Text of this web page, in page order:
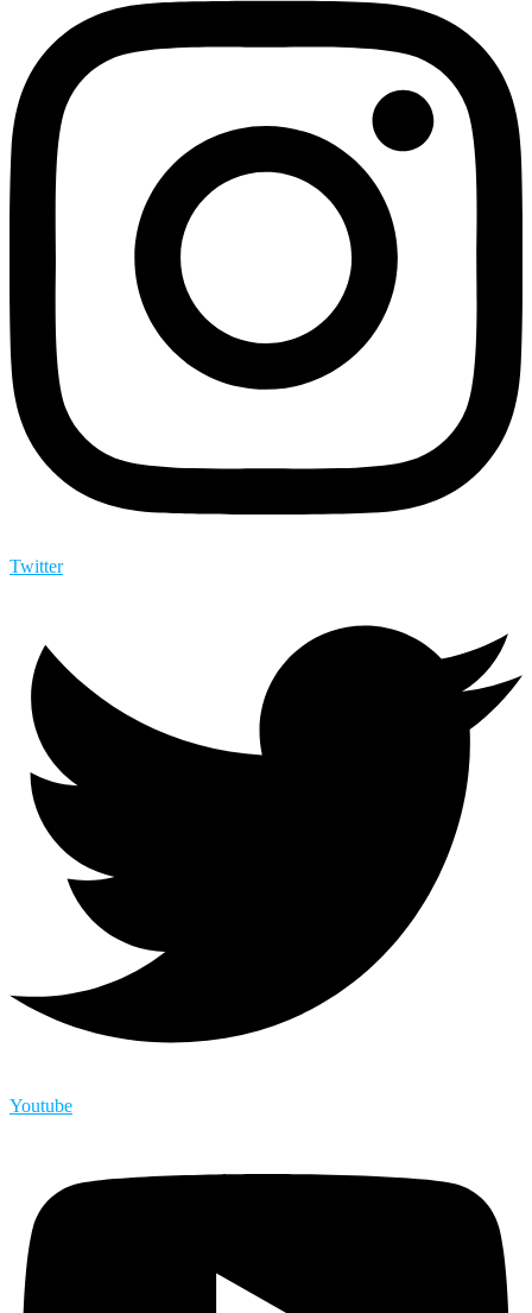
Twitter
Youtube